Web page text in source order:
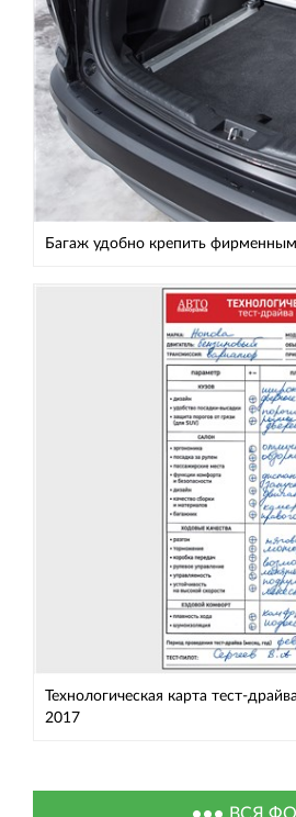
Багаж удобно крепить
Технологическая карта тест-
2017